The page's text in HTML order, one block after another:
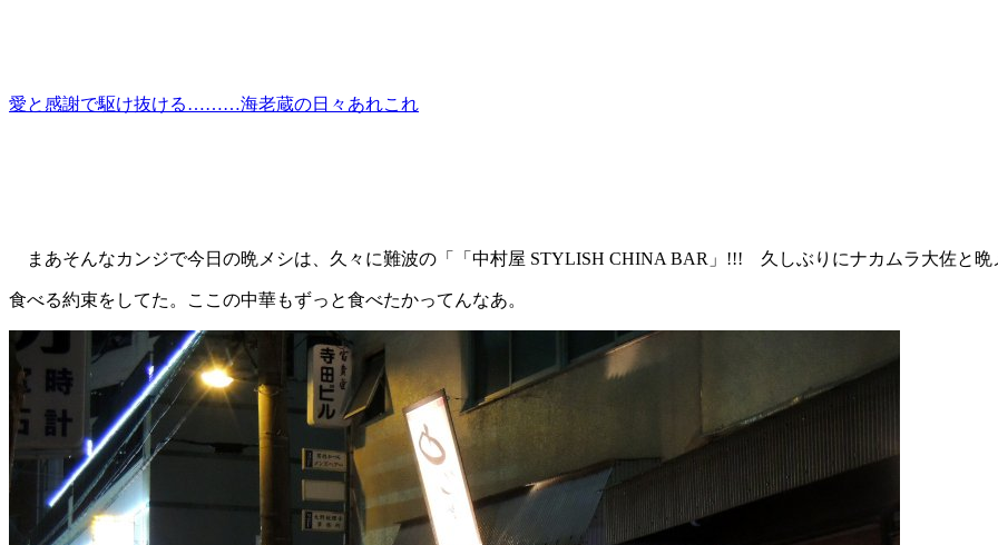
愛と感謝で駆け抜ける………海老蔵の日々あれこれ
まあそんなカンジで今日の晩メシは、久々に難波の「「中村屋 STYLISH CHINA BAR」!!! 久しぶりにナカムラ大佐と晩
食べる約束をしてた。ここの中華もずっと食べたかってんなあ。